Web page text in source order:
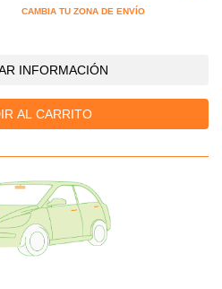
CAMBIA TU ZONA DE ENVÍO
INFORMACIÓN
AL CARRITO